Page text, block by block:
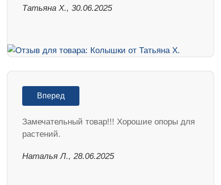
Татьяна Х., 30.06.2025
Вперед
Замечательный товар!!! Хорошие опоры для
растений.
Наталья Л., 28.06.2025